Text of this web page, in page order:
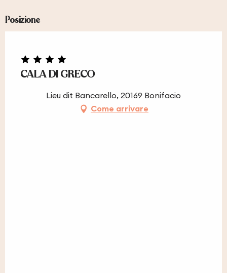
Posizione
CALA DI GRECO
Lieu dit Bancarello, 20169 Bonifacio
Come arrivare